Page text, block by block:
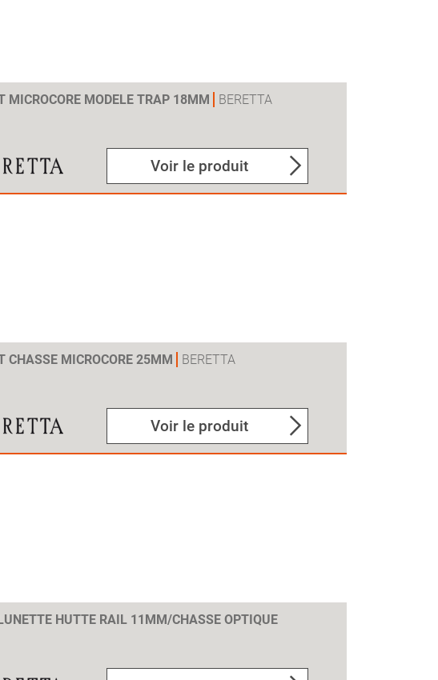
MICROCORE MODELE TRAP 18MM BERETTA
Voir le produit
CHASSE MICROCORE 25MM BERETTA
Voir le produit
HUTTE RAIL 11MM/CHASSE OPTIQUE